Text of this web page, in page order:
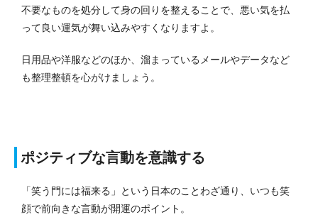
不要なものを処分して身の回りを整えることで、悪い気を払
って良い運気が舞い込みやすくなりますよ。
日用品や洋服などのほか、溜まっているメールやデータなど
も整理整頓を心がけましょう。
ポジティブな言動を意識する
「笑う門には福来る」という日本のことわざ通り、いつも笑
顔で前向きな言動が開運のポイント。